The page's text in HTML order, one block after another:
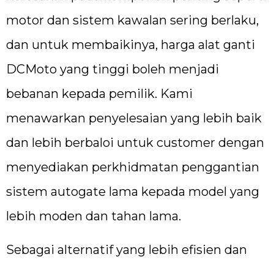
motor dan sistem kawalan sering berlaku,
dan untuk membaikinya, harga alat ganti
DCMoto yang tinggi boleh menjadi
bebanan kepada pemilik. Kami
menawarkan penyelesaian yang lebih baik
dan lebih berbaloi untuk customer dengan
menyediakan perkhidmatan penggantian
sistem autogate lama kepada model yang
lebih moden dan tahan lama.
Sebagai alternatif yang lebih efisien dan